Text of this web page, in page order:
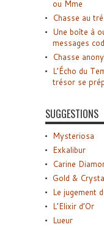
ou Mme
Chasse au
Une boîte à
messages
Chasse
L’Écho du
trésor se
SUGGESTIONS
Mysteriosa
Exkalibur
Carine
Gold &
Le jugement
L’Elixir d’Or
Lueur